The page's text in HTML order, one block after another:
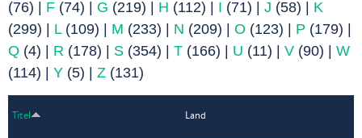
(76) | F (74) | G (219) | H (112) | I (71) | J (58) | K
(299) | L(109) | M (233) | N (209) | O (123) | P (179) |
Q (4) | R (178) | S (354) | T (166) | U (11) | V (90) | W
(114) | Y (5) | Z (131)
Titel Land